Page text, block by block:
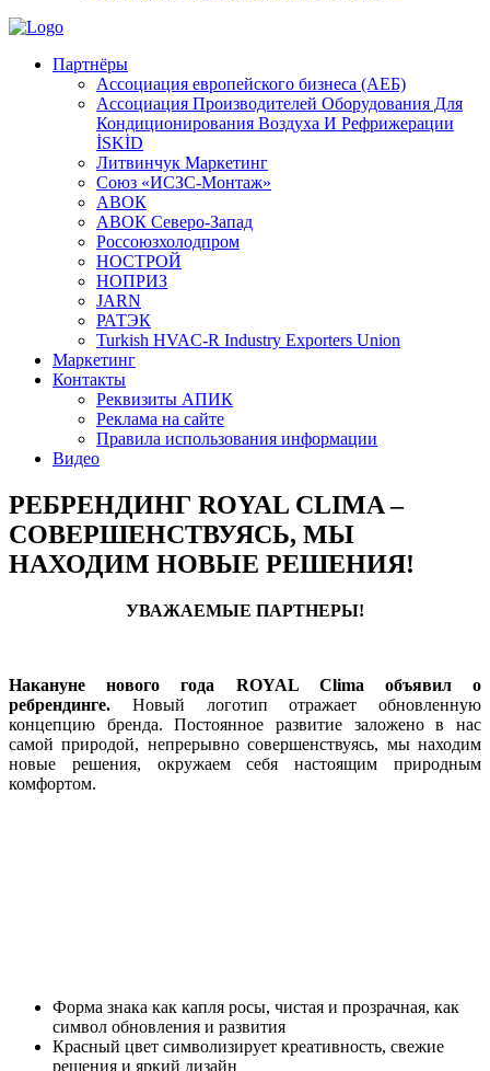
Партнёры
Ассоциация европейского бизнеса (АЕБ)
Aссоциация Производителей Оборудования Для
Кондиционирования Воздуха И Рефрижерации
İSKİD
Литвинчук Маркетинг
Союз «ИСЗС-Монтаж»
АВОК
АВОК Северо-Запад
Россоюзхолодпром
НОСТРОЙ
НОПРИЗ
JARN
РАТЭК
Turkish HVAC-R Industry Exporters Union
Маркетинг
Контакты
Реквизиты АПИК
Реклама на сайте
Правила использования информации
Видео
РЕБРЕНДИНГ ROYAL CLIMA –
СОВЕРШЕНСТВУЯСЬ, МЫ
НАХОДИМ НОВЫЕ РЕШЕНИЯ!
УВАЖАЕМЫЕ ПАРТНЕРЫ!
Накануне нового года ROYAL Clima объявил о
ребрендинге. Новый логотип отражает обновленную
концепцию бренда. Постоянное развитие заложено в нас
самой природой, непрерывно совершенствуясь, мы находим
новые решения, окружаем себя настоящим природным
комфортом.
Форма знака как капля росы, чистая и прозрачная, как
символ обновления и развития
Красный цвет символизирует креативность, свежие
решения и яркий дизайн